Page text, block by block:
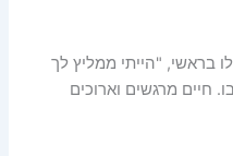
בראשי, "הייתי ממליץ לך
חיים מרגשים וארוכים